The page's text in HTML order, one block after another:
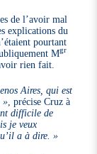
de l’avoir mal
explications du
pourtant
Mgr
rien fait.
Aires, qui est
» , précise Cruz à
difficile de
je veux
a à dire. »